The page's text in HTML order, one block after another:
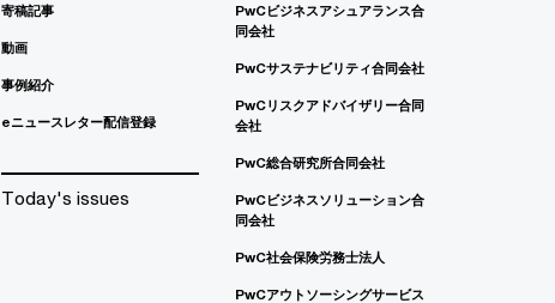
寄稿記事
動画
事例紹介
eニュースレター配信登録
Today's issues
PwCビジネスアシュアランス合
同会社
PwCサステナビリティ合同会社
PwCリスクアドバイザリー合同
会社
PwC総合研究所合同会社
PwCビジネスソリューション合
同会社
PwC社会保険労務士法人
PwCアウトソーシングサービス